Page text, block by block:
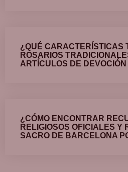
¿QUÉ CARACTERÍSTICAS
ROSARIOS
ARTÍCULOS DE
¿CÓMO ENCONTRAR
RELIGIOSOS OFICIALES Y
SACRO DE BARCELONA